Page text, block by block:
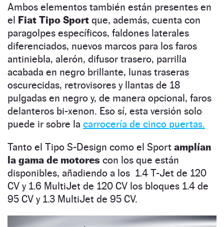
Ambos elementos también están presentes en
el Fiat Tipo Sport que, además, cuenta con
paragolpes específicos, faldones laterales
diferenciados, nuevos marcos para los faros
antiniebla, alerón, difusor trasero, parrilla
acabada en negro brillante, lunas traseras
oscurecidas, retrovisores y llantas de 18
pulgadas en negro y, de manera opcional, faros
delanteros bi-xenon. Eso sí, esta versión solo
puede ir sobre la carrocería de cinco puertas.
Tanto el Tipo S-Design como el Sport amplían
la gama de motores con los que están
disponibles, añadiendo a los 1.4 T-Jet de 120
CV y 1.6 MultiJet de 120 CV los bloques 1.4 de
95 CV y 1.3 MultiJet de 95 CV.